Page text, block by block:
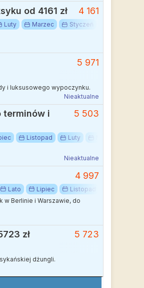
od 4161 zł 4 161
Luty Marzec Styczeń
5 971
i luksusowego wypoczynku.
Nieaktualne
terminów i
5 503
Listopad Luty
Nieaktualne
4 997
Lato Lipiec Listopad
Berlinie i Warszawie, do
zł 5 723
dżungli.